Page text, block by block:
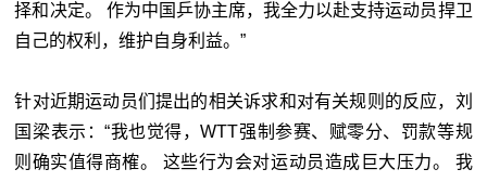
择和决定。 作为中国乒协主席，我全力以赴支持运动员捍卫
自己的权利，维护自身利益。”
针对近期运动员们提出的相关诉求和对有关规则的反应，刘
国梁表示：“我也觉得，WTT强制参赛、赋零分、罚款等规
则确实值得商榷。 这些行为会对运动员造成巨大压力。 我